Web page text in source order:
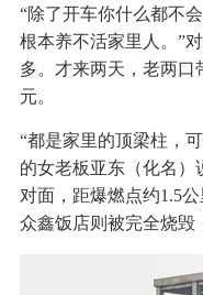
“除了开车你什么都不
根本养不活家里人。”
多。才来两天，老两口
元。
“都是家里的顶梁柱，
的女老板亚东（化名）
对面，距爆燃点约1.5
众鑫饭店则被完全烧毁